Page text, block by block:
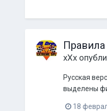
Правила
xXx
Русская
выделены
18